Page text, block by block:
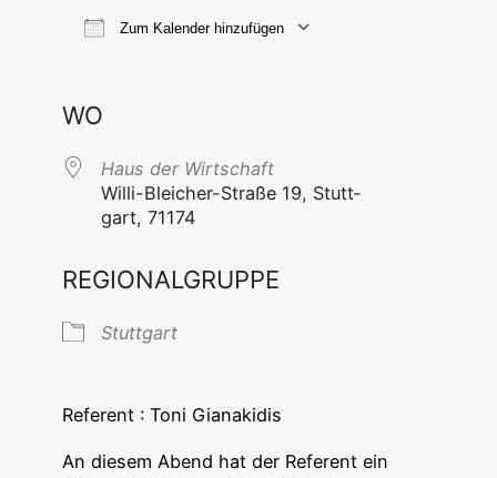
Zum Kalender hinzufügen
WO
Haus der Wirtschaft
Wil­li-Blei­cher-Stra­ße 19, Stutt­
gart, 71174
REGIONALGRUPPE
Stutt­gart
Refe­rent : Toni Gianakidis
An die­sem Abend hat der Refe­rent ein